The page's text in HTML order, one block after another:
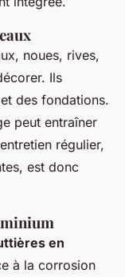
noues, rives,
Ils
des fondations.
peut entraîner
régulier,
est donc
en
à la corrosion